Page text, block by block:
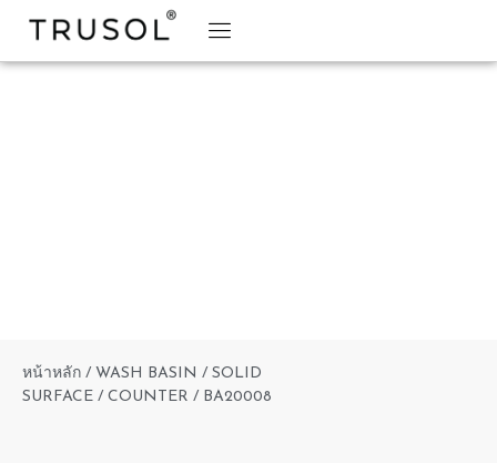
หน้าหลัก / WASH BASIN / SOLID
SURFACE / COUNTER / BA20008